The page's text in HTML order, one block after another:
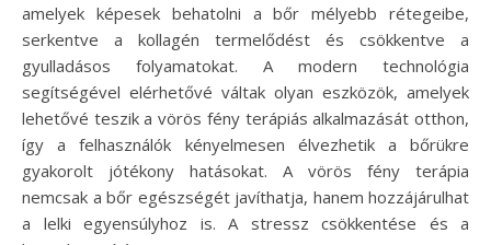
amelyek képesek behatolni a bőr mélyebb rétegeibe,
serkentve a kollagén termelődést és csökkentve a
gyulladásos folyamatokat. A modern technológia
segítségével elérhetővé váltak olyan eszközök, amelyek
lehetővé teszik a vörös fény terápiás alkalmazását otthon,
így a felhasználók kényelmesen élvezhetik a bőrükre
gyakorolt jótékony hatásokat. A vörös fény terápia
nemcsak a bőr egészségét javíthatja, hanem hozzájárulhat
a lelki egyensúlyhoz is. A stressz csökkentése és a